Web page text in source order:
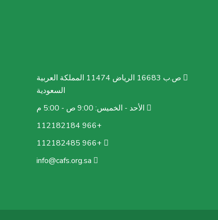
ص.ب 16683 الرياض 11474 المملكة العربية
السعودية
الأحد - الخميس: 9:00 ص - 5:00 م
+966 112182184
+966 112182485
info@cafs.org.sa